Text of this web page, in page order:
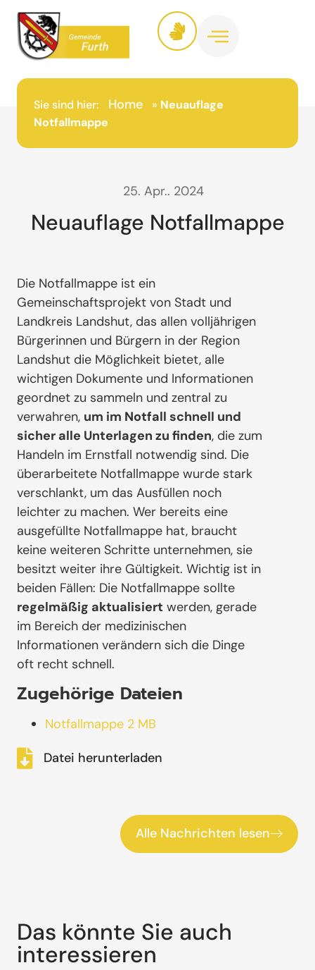
Sie sind hier: Home » Neuauflage
Notfallmappe
25. Apr.. 2024
Neuauflage Notfallmappe
Die Notfallmappe ist ein
Gemeinschaftsprojekt von Stadt und
Landkreis Landshut, das allen volljährigen
Bürgerinnen und Bürgern in der Region
Landshut die Möglichkeit bietet, alle
wichtigen Dokumente und Informationen
geordnet zu sammeln und zentral zu
verwahren, um im Notfall schnell und
sicher alle Unterlagen zu finden, die zum
Handeln im Ernstfall notwendig sind. Die
überarbeitete Notfallmappe wurde stark
verschlankt, um das Ausfüllen noch
leichter zu machen. Wer bereits eine
ausgefüllte Notfallmappe hat, braucht
keine weiteren Schritte unternehmen, sie
besitzt weiter ihre Gültigkeit. Wichtig ist in
beiden Fällen: Die Notfallmappe sollte
regelmäßig aktualisiert werden, gerade
im Bereich der medizinischen
Informationen verändern sich die Dinge
oft recht schnell.
Zugehörige Dateien
Notfallmappe 2 MB
Datei herunterladen
Alle Nachrichten lesen
Das könnte Sie auch
interessieren